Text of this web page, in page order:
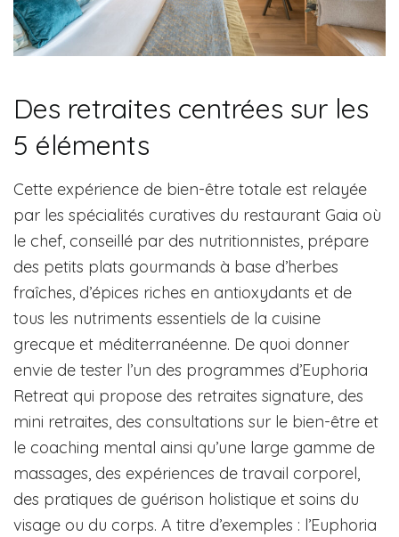
Des retraites centrées sur les
5 éléments
Cette expérience de bien-être totale est relayée
par les spécialités curatives du restaurant Gaia où
le chef, conseillé par des nutritionnistes, prépare
des petits plats gourmands à base d’herbes
fraîches, d’épices riches en antioxydants et de
tous les nutriments essentiels de la cuisine
grecque et méditerranéenne. De quoi donner
envie de tester l’un des programmes d’Euphoria
Retreat qui propose des retraites signature, des
mini retraites, des consultations sur le bien-être et
le coaching mental ainsi qu’une large gamme de
massages, des expériences de travail corporel,
des pratiques de guérison holistique et soins du
visage ou du corps. A titre d’exemples : l’Euphoria